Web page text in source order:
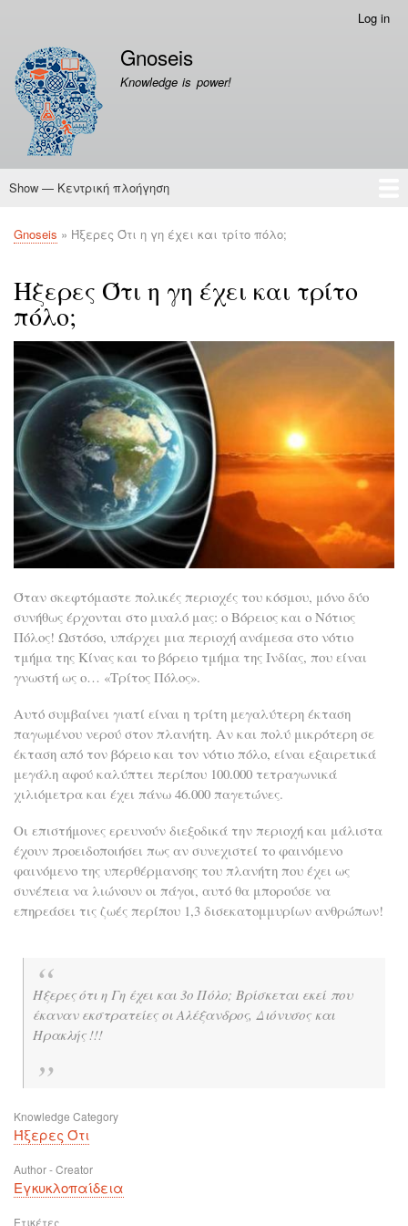
λογαριασμού
χρήστη
Log in
Gnoseis
Knowledge is power!
Κεντρική
Show — Κεντρική πλοήγηση
Gnoseis
Quotes
Breadcrumb
Gnoseis Ήξερες Ότι η γη έχει και τρίτο πόλο;
Ήξερες Ότι η γη έχει και τρίτο
πόλο;
Όταν σκεφτόμαστε πολικές περιοχές του κόσμου, μόνο δύο
συνήθως έρχονται στο μυαλό μας: ο Βόρειος και ο Νότιος
Πόλος! Ωστόσο, υπάρχει μια περιοχή ανάμεσα στο νότιο
τμήμα της Κίνας και το βόρειο τμήμα της Ινδίας, που είναι
γνωστή ως ο… «Τρίτος Πόλος».
Αυτό συμβαίνει γιατί είναι η τρίτη μεγαλύτερη έκταση
παγωμένου νερού στον πλανήτη. Αν και πολύ μικρότερη σε
έκταση από τον βόρειο και τον νότιο πόλο, είναι εξαιρετικά
μεγάλη αφού καλύπτει περίπου 100.000 τετραγωνικά
χιλιόμετρα και έχει πάνω 46.000 παγετώνες.
Οι επιστήμονες ερευνούν διεξοδικά την περιοχή και μάλιστα
έχουν προειδοποιήσει πως αν συνεχιστεί το φαινόμενο
φαινόμενο της υπερθέρμανσης του πλανήτη που έχει ως
συνέπεια να λιώνουν οι πάγοι, αυτό θα μπορούσε να
επηρεάσει τις ζωές περίπου 1,3 δισεκατομμυρίων ανθρώπων!
Ήξερες ότι η Γη έχει και 3ο Πόλο; Βρίσκεται εκεί που
έκαναν εκστρατείες οι Αλέξανδρος, Διόνυσος και
Ηρακλής !!!
Knowledge Category
Ήξερες Ότι
Author - Creator
Εγκυκλοπαίδεια
Ετικέτες